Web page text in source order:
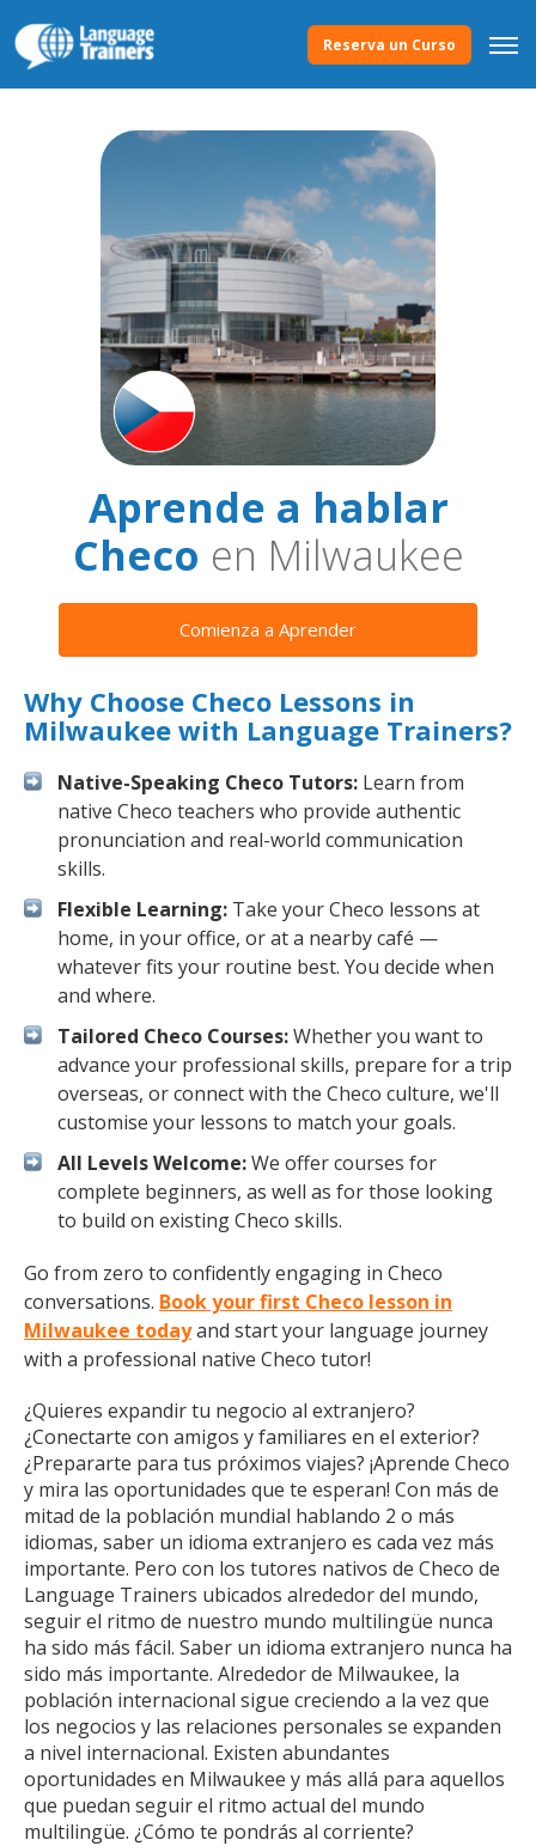
Reserva un Curso
Aprende a hablar
Checo en Milwaukee
Comienza a Aprender
Why Choose Checo Lessons in
Milwaukee with Language Trainers?
Native-Speaking Checo Tutors: Learn from
native Checo teachers who provide authentic
pronunciation and real-world communication
skills.
Flexible Learning: Take your Checo lessons at
home, in your office, or at a nearby café —
whatever fits your routine best. You decide when
and where.
Tailored Checo Courses:Whether you want to
advance your professional skills, prepare for a trip
overseas, or connect with the Checo culture, we'll
customise your lessons to match your goals.
All Levels Welcome:We offer courses for
complete beginners, as well as for those looking
to build on existing Checo skills.
Go from zero to confidently engaging in Checo
conversations. Book your first Checo lesson in
Milwaukee todayand start your language journey
with a professional native Checo tutor!
¿Quieres expandir tu negocio al extranjero?
¿Conectarte con amigos y familiares en el exterior?
¿Prepararte para tus próximos viajes? ¡Aprende Checo
y mira las oportunidades que te esperan! Con más de
mitad de la población mundial hablando 2 o más
idiomas, saber un idioma extranjero es cada vez más
importante. Pero con los tutores nativos de Checo de
Language Trainers ubicados alrededor del mundo,
seguir el ritmo de nuestro mundo multilingüe nunca
ha sido más fácil. Saber un idioma extranjero nunca ha
sido más importante. Alrededor de Milwaukee, la
población internacional sigue creciendo a la vez que
los negocios y las relaciones personales se expanden
a nivel internacional. Existen abundantes
oportunidades en Milwaukee y más allá para aquellos
que puedan seguir el ritmo actual del mundo
multilingüe. ¿Cómo te pondrás al corriente?